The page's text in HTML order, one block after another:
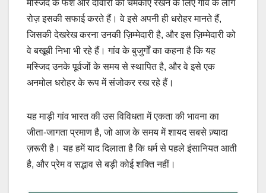
मस्जिद के फर्श और दीवारों को चमकाए रखने के लिए गांव के लोग
रोज़ इसकी सफाई करते हैं। वे इसे अपनी ही धरोहर मानते हैं,
जिसकी देखरेख करना उनकी ज़िम्मेदारी है, और इस ज़िम्मेदारी को
वे बखूबी निभा भी रहे हैं। गांव के बुजुर्गों का कहना है कि यह
मस्जिद उनके पूर्वजों के समय से स्थापित है, और वे इसे एक
अनमोल धरोहर के रूप में संजोकर रख रहे हैं।
यह माड़ी गांव भारत की उस विविधता में एकता की भावना का
जीता-जागता प्रमाण है, जो आज के समय में शायद सबसे ज़्यादा
ज़रूरी है। यह हमें याद दिलाता है कि धर्म से पहले इंसानियत आती
है, और प्रेम व सद्भाव से बड़ी कोई शक्ति नहीं।